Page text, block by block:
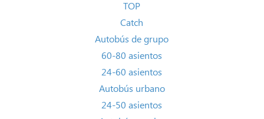
TOP
Catch
Autobús de grupo
60-80 asientos
24-60 asientos
Autobús urbano
24-50 asientos